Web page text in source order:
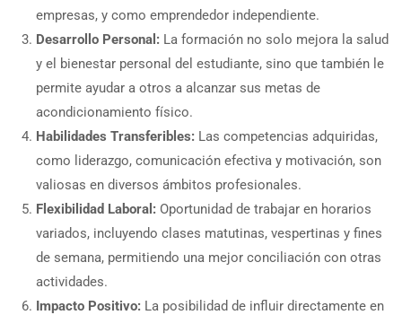
empresas, y como emprendedor independiente.
Desarrollo Personal: La formación no solo mejora la salud
y el bienestar personal del estudiante, sino que también le
permite ayudar a otros a alcanzar sus metas de
acondicionamiento físico.
Habilidades Transferibles: Las competencias adquiridas,
como liderazgo, comunicación efectiva y motivación, son
valiosas en diversos ámbitos profesionales.
Flexibilidad Laboral: Oportunidad de trabajar en horarios
variados, incluyendo clases matutinas, vespertinas y fines
de semana, permitiendo una mejor conciliación con otras
actividades.
Impacto Positivo: La posibilidad de influir directamente en